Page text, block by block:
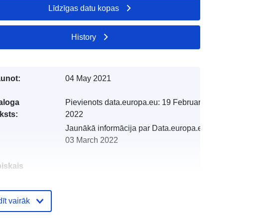
Līdzīgas datu kopas
History
04 May 2021
Pievienots data.europa.eu: 19 February
2022
Jaunākā informācija par Data.europa.eu:
03 March 2022
vairāk